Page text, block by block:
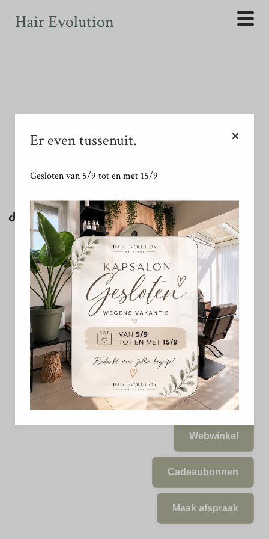
Hair Evolution
Not found
MOGELIJK GEMAAKT DOOR SALONROUND
Er even tussenuit.
Gesloten van 5/9 tot en met 15/9